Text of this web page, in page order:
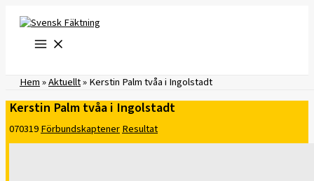
innehåll
Hem»Aktuellt»Kerstin Palm tvåa i Ingolstadt
Kerstin Palm tvåa i Ingolstadt
070319FörbundskaptenerResultat